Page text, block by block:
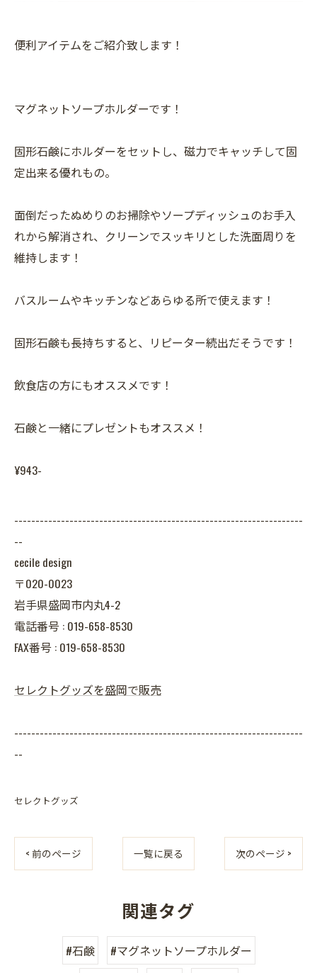
便利アイテムをご紹介致します！
マグネットソープホルダーです！
固形石鹸にホルダーをセットし、磁力でキャッチして固
定出来る優れもの。
面倒だったぬめりのお掃除やソープディッシュのお手入
れから解消され、クリーンでスッキリとした洗面周りを
維持します！
バスルームやキッチンなどあらゆる所で使えます！
固形石鹸も長持ちすると、リピーター続出だそうです！
飲食店の方にもオススメです！
石鹸と一緒にプレゼントもオススメ！
¥943-
--------------------------------------------------------------------
--
cecile design
〒020-0023
岩手県盛岡市内丸4-2
電話番号 : 019-658-8530
FAX番号 : 019-658-8530
セレクトグッズを盛岡で販売
--------------------------------------------------------------------
--
セレクトグッズ
< 前のページ 一覧に戻る 次のページ >
関連タグ
#石鹸 #マグネットソープホルダー